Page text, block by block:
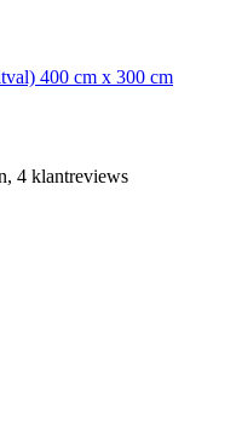
400 cm x 300 cm
4 klantreviews